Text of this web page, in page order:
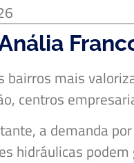
bairros mais
centros
a demanda
hidráulicas